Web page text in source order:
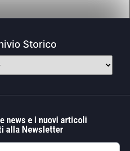
news e i nuovi articoli
alla Newsletter
Storico